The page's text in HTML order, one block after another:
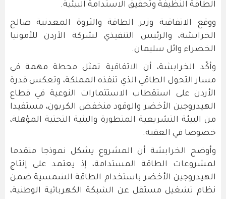
الطاقة النظيفة وتحقيق الاستدامة البيئية.
ووقع الاتفاقية وزير الطاقة والثروة المعدنية صالح
الخرابشة، والرئيس التنفيذي لشركة الأردن للأمونيا
الخضراء وائل سليمان.
وأكّد الخرابشة، أن الاتفاقية تمثل محطة مهمة في
مسار التحول الطاقي الذي تنفذه المملكة، وتعكس قدرة
الأردن على استقطاب الاستثمارات النوعية في قطاع
الهيدروجين الأخضر والوقود منخفض الكربون، مستفيدا
من البيئة التشريعية المتطورة والبنية التحتية المؤهلة،
خصوصا في العقبة.
وأوضح الخرابشة أن المشروع يشكل نموذجا متقدما
لمشروعات الطاقة المستدامة، إذ يعتمد على إنتاج
الهيدروجين الأخضر باستخدام الطاقة الشمسية ضمن
نظام تشغيل مستقل عن الشبكة الكهربائية الوطنية،